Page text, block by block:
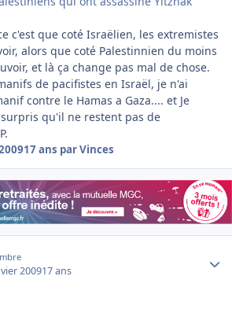
c'est que coté Israëlien, les extremistes
alors que coté Palestinnien du moins
et là ça change pas mal de chose.
de pacifistes en Israël, je n'ai
contre le Hamas a Gaza.... et Je
qu'il ne restent pas de
17 ans par Vinces
200917 ans